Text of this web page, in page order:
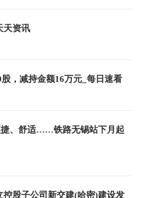
天资讯
，减持金额16万元_每日速看
捷、舒适……铁路无锡站下月起
控股子公司新交建(哈密)建设发